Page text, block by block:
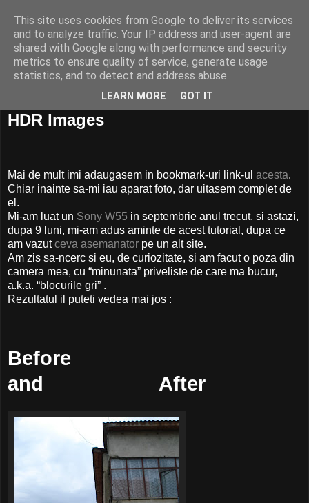
HDR Images
Mai de mult imi adaugasem in bookmark-uri link-ul acesta.
Chiar inainte sa-mi iau aparat foto, dar uitasem complet de
el.
Mi-am luat un Sony W55 in septembrie anul trecut, si astazi,
dupa 9 luni, mi-am adus aminte de acest tutorial, dupa ce
am vazutceva asemanator pe un alt site.
Am zis sa-ncerc si eu, de curiozitate, si am facut o poza din
camera mea, cu “minunata” priveliste de care ma bucur,
a.k.a. “blocurile gri” .
Rezultatul il puteti vedea mai jos :
Before
and After
This site uses cookies from Google to deliver its services
and to analyze traffic. Your IP address and user-agent are
shared with Google along with performance and security
metrics to ensure quality of service, generate usage
statistics, and to detect and address abuse.
LEARN MORE GOT IT